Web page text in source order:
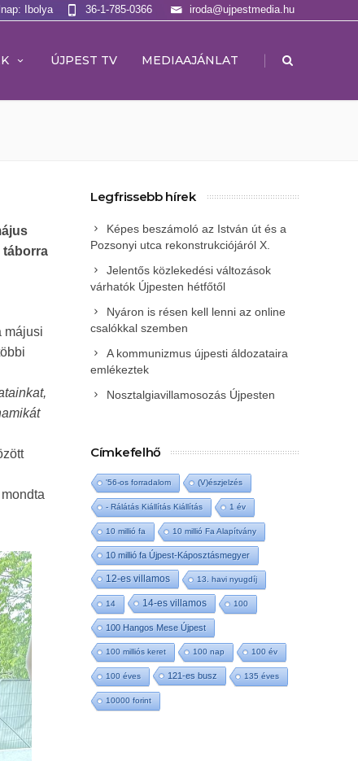
Ibolya iroda@ujpestmedia.hu
36-1-785-0366
ÚJPEST TV MEDIAAJÁNLAT |
táborra
májusi
mondta
Legfrissebb hírek
Képes beszámoló az István út és a
Pozsonyi utca rekonstrukciójáról X.
Jelentős közlekedési változások
várhatók Újpesten hétfőtől
Nyáron is résen kell lenni az online
csalókkal szemben
A kommunizmus újpesti áldozataira
emlékeztek
Nosztalgiavillamosozás Újpesten
Címkefelhő
'56-os forradalom (V)észjelzés
- Rálátás Kiállítás Kiállítás 1 év
10 millió fa 10 millió Fa Alapítvány
10 millió fa Újpest-Káposztásmegyer
12-es villamos 13. havi nyugdíj
14 14-es villamos 100
100 Hangos Mese Újpest
100 milliós keret 100 nap 100 év
100 éves 121-es busz 135 éves
10000 forint